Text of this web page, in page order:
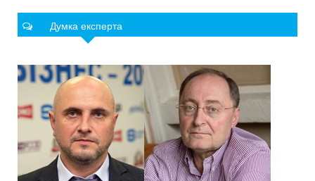
Думка експерта